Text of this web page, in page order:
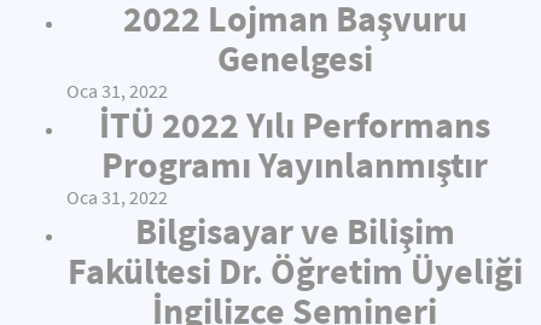
2022 Lojman Başvuru
Genelgesi
Oca 31, 2022
İTÜ 2022 Yılı Performans
Programı Yayınlanmıştır
Oca 31, 2022
Bilgisayar ve Bilişim
Fakültesi Dr. Öğretim Üyeliği
İngilizce Semineri